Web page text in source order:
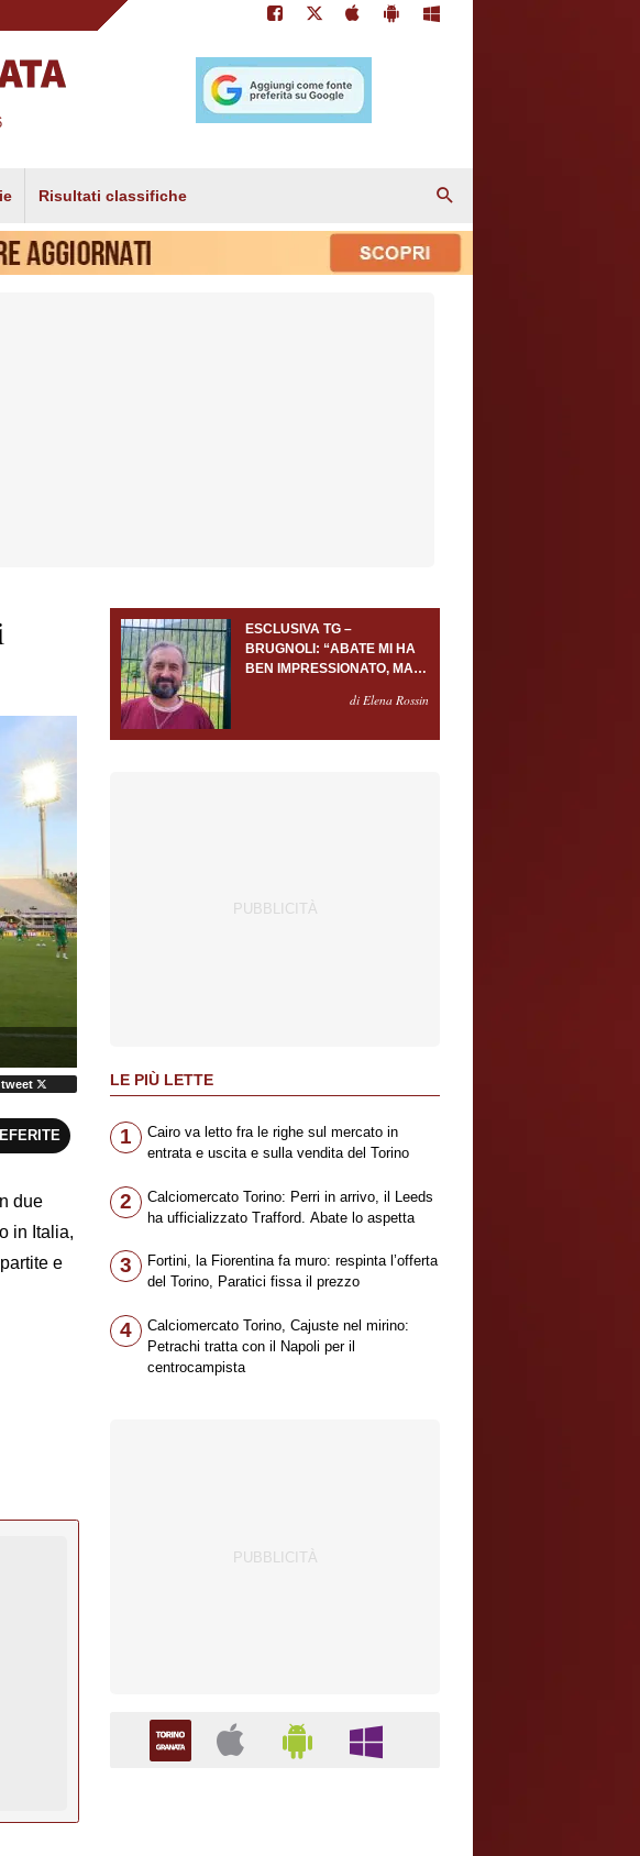
Risultati classifiche
tweet
due
in Italia,
e
ESCLUSIVA TG –
BRUGNOLI: “ABATE MI HA
BEN IMPRESSIONATO, MA
PORTIERE SERVONOdi Elena Rossin
LE PIÙ LETTE
1
Cairo va letto fra le righe sul mercato in
entrata e uscita e sulla vendita del Torino
2
Calciomercato Torino: Perri in arrivo, il Leeds
ha ufficializzato Trafford. Abate lo aspetta
3
Fortini, la Fiorentina fa muro: respinta l’offerta
del Torino, Paratici fissa il prezzo
4
Calciomercato Torino, Cajuste nel mirino:
Petrachi tratta con il Napoli per il
centrocampista